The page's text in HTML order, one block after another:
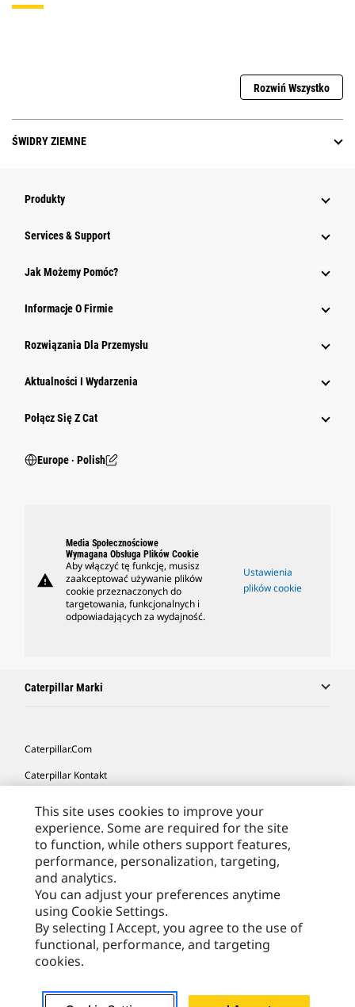
Rozwiń Wszystko
ŚWIDRY ZIEMNE
Produkty
Services & Support
Jak Możemy Pomóc?
Informacje O Firmie
Rozwiązania Dla Przemysłu
Aktualności I Wydarzenia
Połącz Się Z Cat
Europe ‧ Polish
warning
Media Społecznościowe
Wymagana Obsługa Plików Cookie
Aby włączyć tę funkcję, musisz
zaakceptować używanie plików
cookie przeznaczonych do
targetowania, funkcjonalnych i
odpowiadających za wydajność.
Ustawienia
plików cookie
Caterpillar Marki
Caterpillar.com
Caterpillar Kontakt
Moje Preferencje Marketingowe
Site Map
Cookie Settings
Legal
Privacy
Europe - Polish© 2026 Caterpillar. Wszelkie prawa zastrzeżone.
This site uses cookies to improve your
experience. Some are required for the site
to function, while others support features,
performance, personalization, targeting,
and analytics.
You can adjust your preferences anytime
using Cookie Settings.
By selecting I Accept, you agree to the use of
functional, performance, and targeting
cookies.